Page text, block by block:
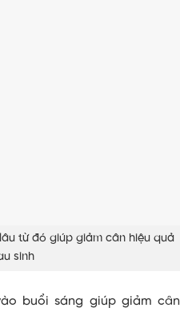
từ đó giúp giảm cân hiệu quả
sinh
buổi sáng giúp giảm cân